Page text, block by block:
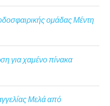
ομάδας Μέντη
για χαμένο πίνακα
Μελά από